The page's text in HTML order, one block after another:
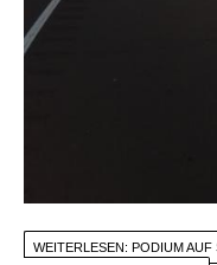
WEITERLESEN: PODIUM